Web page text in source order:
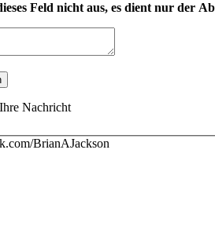
Feld nicht aus, es dient nur der
Nachricht
BrianAJackson